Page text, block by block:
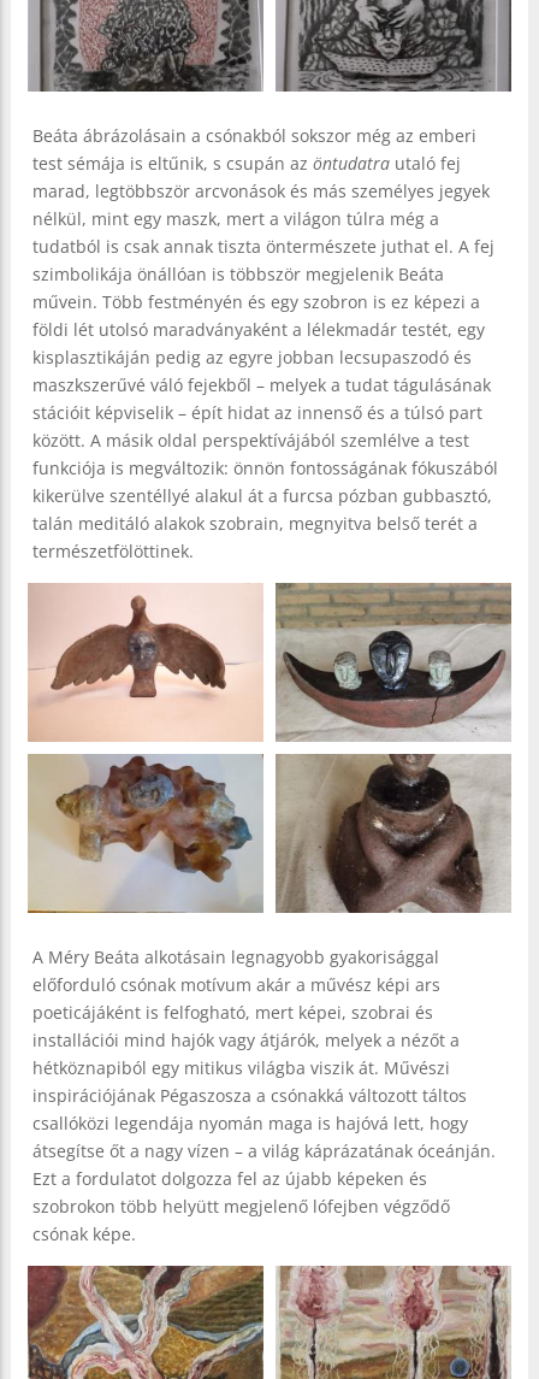
Beáta ábrázolásain a csónakból sokszor még az emberi
test sémája is eltűnik, s csupán az öntudatra utaló fej
marad, legtöbbször arcvonások és más személyes jegyek
nélkül, mint egy maszk, mert a világon túlra még a
tudatból is csak annak tiszta öntermészete juthat el. A fej
szimbolikája önállóan is többször megjelenik Beáta
művein. Több festményén és egy szobron is ez képezi a
földi lét utolsó maradványaként a lélekmadár testét, egy
kisplasztikáján pedig az egyre jobban lecsupaszodó és
maszkszerűvé váló fejekből – melyek a tudat tágulásának
stációit képviselik – épít hidat az innenső és a túlsó part
között. A másik oldal perspektívájából szemlélve a test
funkciója is megváltozik: önnön fontosságának fókuszából
kikerülve szentéllyé alakul át a furcsa pózban gubbasztó,
talán meditáló alakok szobrain, megnyitva belső terét a
természetfölöttinek.
A Méry Beáta alkotásain legnagyobb gyakorisággal
előforduló csónak motívum akár a művész képi ars
poeticájáként is felfogható, mert képei, szobrai és
installációi mind hajók vagy átjárók, melyek a nézőt a
hétköznapiból egy mitikus világba viszik át. Művészi
inspirációjának Pégaszosza a csónakká változott táltos
csallóközi legendája nyomán maga is hajóvá lett, hogy
átsegítse őt a nagy vízen – a világ káprázatának óceánján.
Ezt a fordulatot dolgozza fel az újabb képeken és
szobrokon több helyütt megjelenő lófejben végződő
csónak képe.